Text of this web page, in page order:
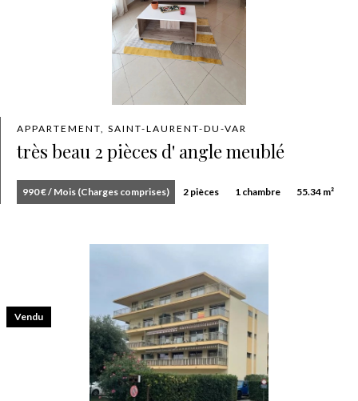
APPARTEMENT, SAINT-LAURENT-DU-VAR
très beau 2 pièces d' angle meublé
990 € / Mois (Charges comprises) 2 pièces 1 chambre 55.34 m²
Vendu